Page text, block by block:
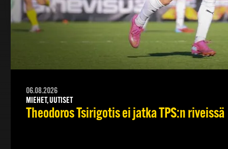
06.08.2026
MIEHET, UUTISET
Theodoros Tsirigotis ei jatka TPS:n riveissä